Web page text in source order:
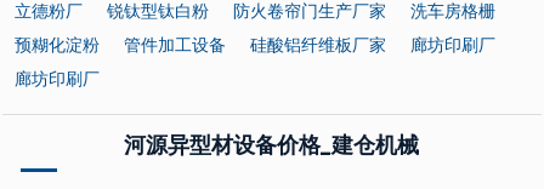
立德粉厂
锐钛型钛白粉 防火卷帘门生产厂家
洗车房格栅
预糊化淀粉
管件加工设备 硅酸铝纤维板厂家
廊坊印刷厂
廊坊印刷厂
河源异型材设备价格_建仓机械